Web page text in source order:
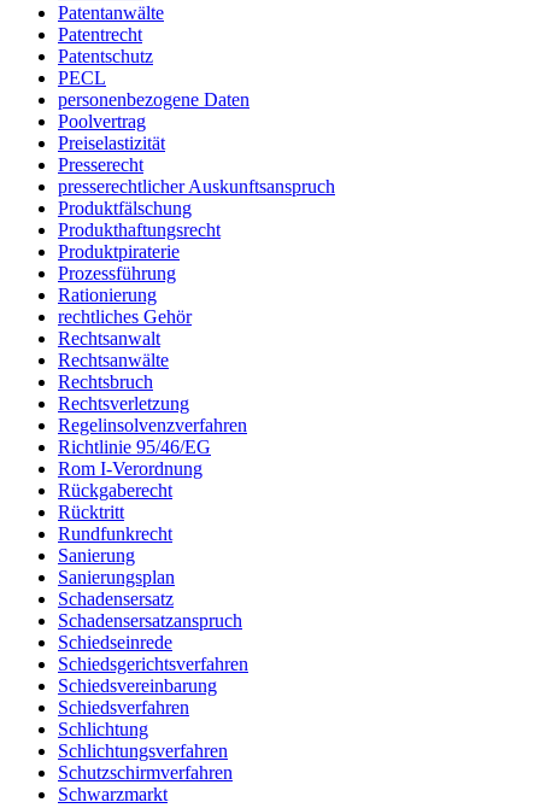
Patentanwälte
Patentrecht
Patentschutz
PECL
personenbezogene Daten
Poolvertrag
Preiselastizität
Presserecht
presserechtlicher Auskunftsanspruch
Produktfälschung
Produkthaftungsrecht
Produktpiraterie
Prozessführung
Rationierung
rechtliches Gehör
Rechtsanwalt
Rechtsanwälte
Rechtsbruch
Rechtsverletzung
Regelinsolvenzverfahren
Richtlinie 95/46/EG
Rom I-Verordnung
Rückgaberecht
Rücktritt
Rundfunkrecht
Sanierung
Sanierungsplan
Schadensersatz
Schadensersatzanspruch
Schiedseinrede
Schiedsgerichtsverfahren
Schiedsvereinbarung
Schiedsverfahren
Schlichtung
Schlichtungsverfahren
Schutzschirmverfahren
Schwarzmarkt